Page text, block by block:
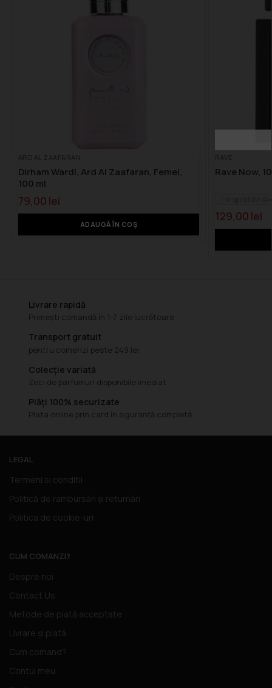
Dirham Wardi, Ard Al Zaafaran, Femei,
100 ml
79,00 lei
ADAUGĂ ÎN COȘ
Rave Now,
129,00 lei
Livrare rapidă
Primești comandă în 1-7 zile lucrătoare
Transport gratuit
pentru comenzi peste 249 lei
Colecție variată
Zeci de parfumuri disponibile imediat
Plăți 100% securizate
Plata online prin card în siguranță completă
LEGAL
Termeni si conditii
Politică de rambursări și returnări
Politica de cookie-uri
CUM COMANZI?
Despre noi
Contact Us
Metode de plată acceptate
Livrare și plată
Cum comand?
Contul meu